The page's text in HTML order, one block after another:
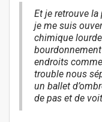
Et je retrouve
je me suis
chimique
endroits
trouble nous
un ballet
de pas et de